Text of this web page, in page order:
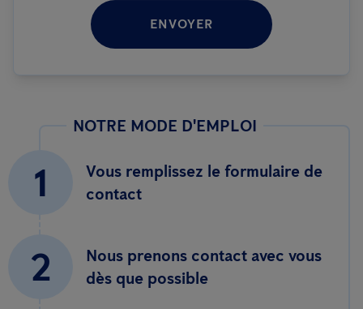
ENVOYER
NOTRE MODE D'EMPLOI
1
Vous remplissez le formulaire de
contact
2
Nous prenons contact avec vous
dès que possible